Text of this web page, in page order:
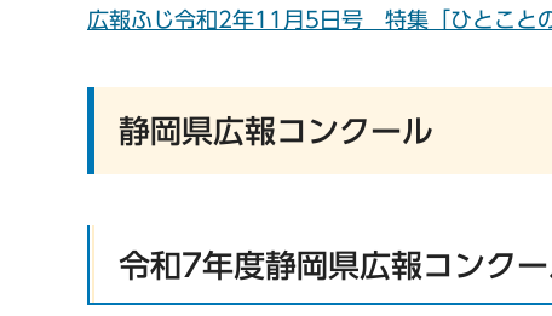
広報ふじ令和2年11月5日号 特集「ひとこと
静岡県広報コンクール
令和7年度静岡県広報コンク